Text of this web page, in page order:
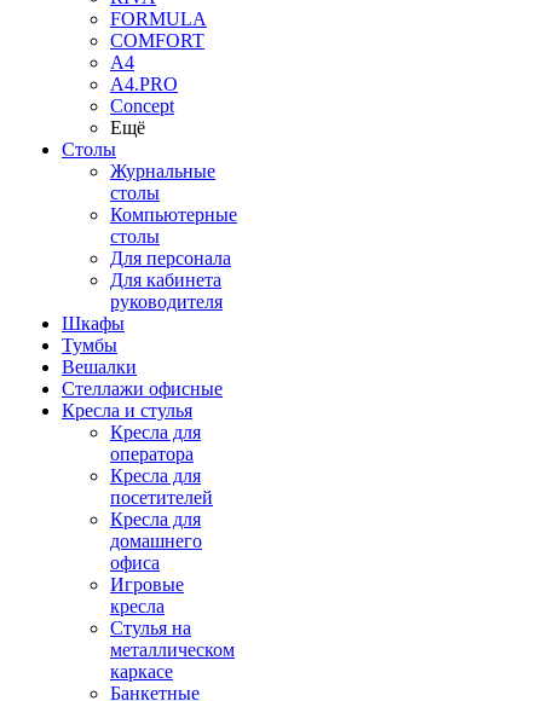
FORMULA
COMFORT
A4
A4.PRO
Concept
Ещё
Столы
Журнальные
столы
Компьютерные
столы
Для персонала
Для кабинета
руководителя
Шкафы
Тумбы
Вешалки
Стеллажи офисные
Кресла и стулья
Кресла для
оператора
Кресла для
посетителей
Кресла для
домашнего
офиса
Игровые
кресла
Стулья на
металлическом
каркасе
Банкетные